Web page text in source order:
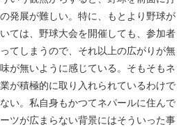
発展が難しい。特に、もとより野球が
ては、野球大会を開催しても、参加者
てしまうので、それ以上の広がりが無
が無いように感じている。そもそもネ
が積極的に取り入れられているわけで
い。私自身もかつてネパールに住んで
ツが広まらない背景にはそういった事